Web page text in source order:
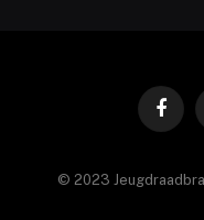
© 2023